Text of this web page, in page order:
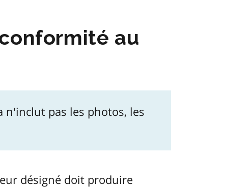
au
n'inclut pas les photos, les
désigné doit produire